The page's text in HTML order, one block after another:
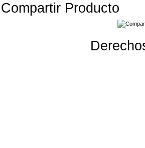
Compartir Producto